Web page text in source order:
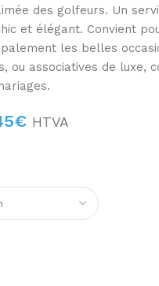
des golfeurs. Un
et élégant. Convient
les belles
ou associatives de luxe,
€ HTVA